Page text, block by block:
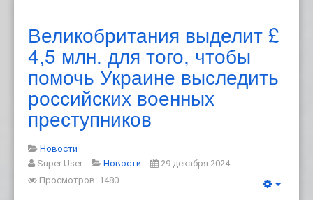
Великобритания выделит £
4,5 млн. для того, чтобы
помочь Украине выследить
российских военных
преступников
Новости
Super User
Новости
29 декабря 2024
Просмотров: 1480